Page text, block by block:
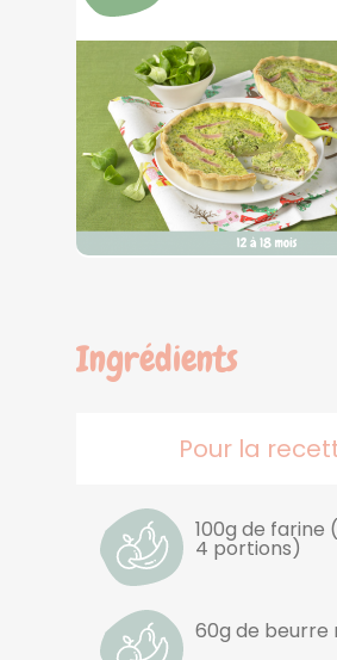
Ingrédients
Pour la
100g de farine
4 portions)
60g de beurre